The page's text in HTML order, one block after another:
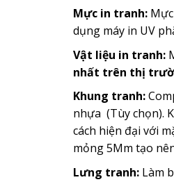
Mực in tranh:Mực
dụng máy in UV
Vật liệu in tranh:
nhất trên thị
Khung tranh:
nhựa (Tùy chọn).
cách hiện đại với
mỏng 5Mm tạo
Lưng tranh:Làm